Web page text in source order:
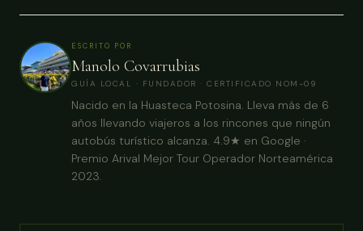
ESCRITO POR
Manolo Covarrubias
GUÍA LOCAL · FUNDADOR · CERTIFICADO NOM-09
Nacido en la Huasteca Potosina. Lleva más de 6
años llevando viajeros a los rincones que ningún
autobús turístico alcanza. 4.9★ en Google ·
Premio Arival Mejor Tour Operador Norteamérica
2023.